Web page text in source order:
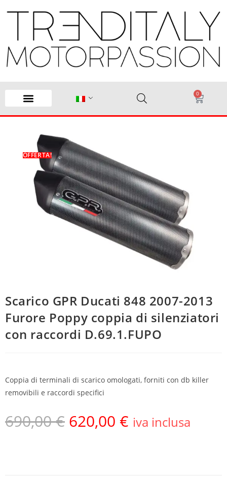
0
OFFERTA!
Scarico GPR Ducati 848 2007-2013
Furore Poppy coppia di silenziatori
con raccordi D.69.1.FUPO
Coppia di terminali di scarico omologati, forniti con db killer
removibili e raccordi specifici
690,00€ 620,00 € iva inclusa